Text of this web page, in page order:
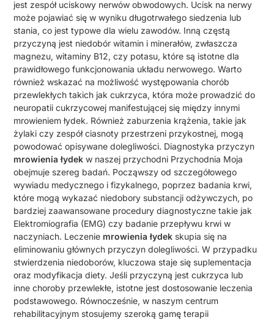
jest zespół uciskowy nerwów obwodowych. Ucisk na nerwy
może pojawiać się w wyniku długotrwałego siedzenia lub
stania, co jest typowe dla wielu zawodów. Inną częstą
przyczyną jest niedobór witamin i minerałów, zwłaszcza
magnezu, witaminy B12, czy potasu, które są istotne dla
prawidłowego funkcjonowania układu nerwowego. Warto
również wskazać na możliwość występowania chorób
przewlekłych takich jak cukrzyca, która może prowadzić do
neuropatii cukrzycowej manifestującej się między innymi
mrowieniem łydek. Również zaburzenia krążenia, takie jak
żylaki czy zespół ciasnoty przestrzeni przykostnej, mogą
powodować opisywane dolegliwości. Diagnostyka przyczyn
mrowienia łydek w naszej przychodni Przychodnia Moja
obejmuje szereg badań. Począwszy od szczegółowego
wywiadu medycznego i fizykalnego, poprzez badania krwi,
które mogą wykazać niedobory substancji odżywczych, po
bardziej zaawansowane procedury diagnostyczne takie jak
Elektromiografia (EMG) czy badanie przepływu krwi w
naczyniach. Leczenie mrowienia łydek skupia się na
eliminowaniu głównych przyczyn dolegliwości. W przypadku
stwierdzenia niedoborów, kluczowa staje się suplementacja
oraz modyfikacja diety. Jeśli przyczyną jest cukrzyca lub
inne choroby przewlekłe, istotne jest dostosowanie leczenia
podstawowego. Równocześnie, w naszym centrum
rehabilitacyjnym stosujemy szeroką gamę terapii